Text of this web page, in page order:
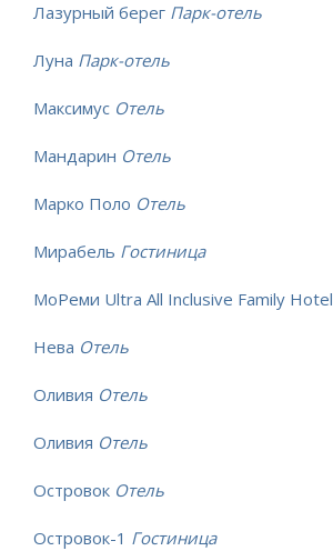
Лазурный берег Парк-отель
Луна Парк-отель
Максимус Отель
Мандарин Отель
Марко Поло Отель
Мирабель Гостиница
МоРеми Ultra All Inclusive Family Hotel
Нева Отель
Оливия Отель
Оливия Отель
Островок Отель
Островок-1 Гостиница